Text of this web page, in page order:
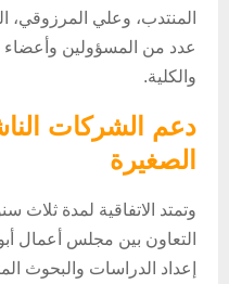
المنتدب، وعلي المرزوقي،
عدد من المسؤولين
والكلية.
دعم الشركات
الصغيرة
وتمتد الاتفاقية لمدة ثلاث
التعاون بين مجلس أعمال
إعداد الدراسات والبحوث